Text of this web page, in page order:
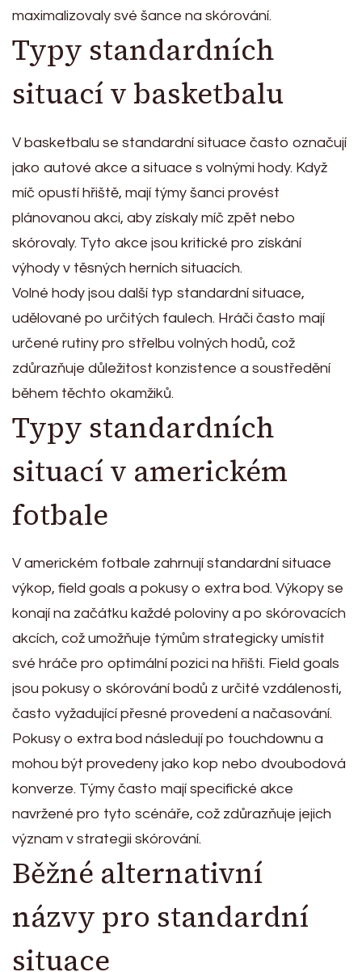
maximalizovaly své šance na skórování.
Typy standardních
situací v basketbalu
V basketbalu se standardní situace často označují
jako autové akce a situace s volnými hody. Když
míč opustí hřiště, mají týmy šanci provést
plánovanou akci, aby získaly míč zpět nebo
skórovaly. Tyto akce jsou kritické pro získání
výhody v těsných herních situacích.
Volné hody jsou další typ standardní situace,
udělované po určitých faulech. Hráči často mají
určené rutiny pro střelbu volných hodů, což
zdůrazňuje důležitost konzistence a soustředění
během těchto okamžiků.
Typy standardních
situací v americkém
fotbale
V americkém fotbale zahrnují standardní situace
výkop, field goals a pokusy o extra bod. Výkopy se
konají na začátku každé poloviny a po skórovacích
akcích, což umožňuje týmům strategicky umístit
své hráče pro optimální pozici na hřišti. Field goals
jsou pokusy o skórování bodů z určité vzdálenosti,
často vyžadující přesné provedení a načasování.
Pokusy o extra bod následují po touchdownu a
mohou být provedeny jako kop nebo dvoubodová
konverze. Týmy často mají specifické akce
navržené pro tyto scénáře, což zdůrazňuje jejich
význam v strategii skórování.
Běžné alternativní
názvy pro standardní
situace